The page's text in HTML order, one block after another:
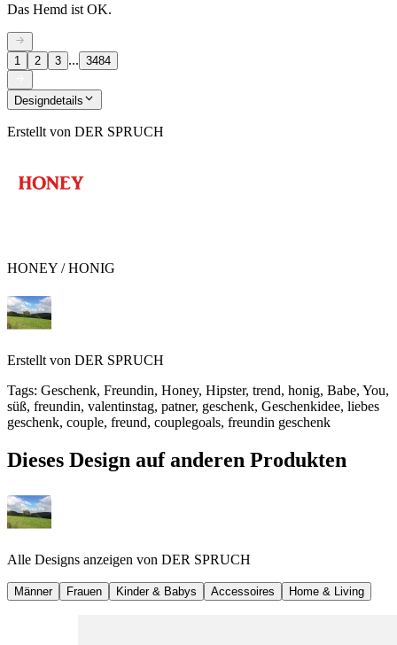
Das Hemd ist OK.
1 2 3 ... 3484
Designdetails
Erstellt von DER SPRUCH
HONEY / HONIG
Erstellt von DER SPRUCH
Tags: Geschenk, Freundin, Honey, Hipster, trend, honig, Babe, You,
süß, freundin, valentinstag, patner, geschenk, Geschenkidee, liebes
geschenk, couple, freund, couplegoals, freundin geschenk
Dieses Design auf anderen Produkten
Alle Designs anzeigen von DER SPRUCH
Männer Frauen Kinder & Babys Accessoires Home & Living